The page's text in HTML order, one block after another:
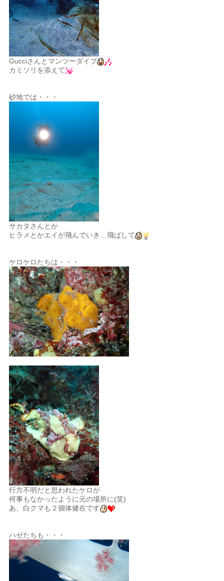
Gucciさんとマンツーダイブ
カミソリを添えて
砂地では・・・
サカタさんとか
ヒラメとかエイが飛んでいき…飛ばして
ケロケロたちは・・・
行方不明だと思われたケロが
何事もなかったように元の場所に(笑)
あ、白クマも２個体健在です
ハゼたちも・・・